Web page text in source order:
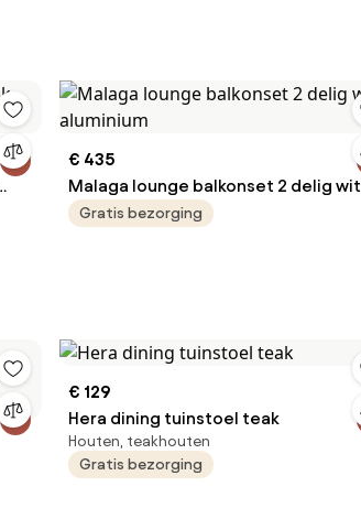
€ 435
Malaga lounge balkonset 2 delig wit
aluminium
Gratis bezorging
€ 129
Hera dining tuinstoel teak
Houten, teakhouten
Gratis bezorging